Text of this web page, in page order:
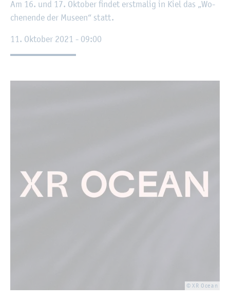
Am 16. und 17. Ok­to­ber fin­det erst­ma­lig in Kiel das „Wo­
chen­en­de der Mu­se­en“ statt.
11. Ok­to­ber 2021 - 09:00
© XR Ocean